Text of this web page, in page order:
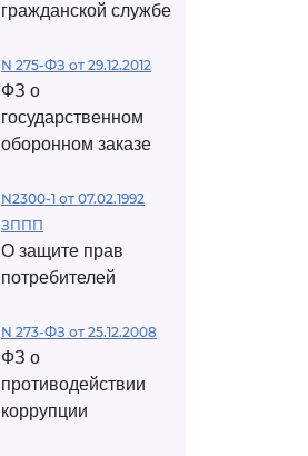
гражданской службе
N 275-ФЗ от 29.12.2012
ФЗ о
государственном
оборонном заказе
N2300-1 от 07.02.1992
ЗППП
О защите прав
потребителей
N 273-ФЗ от 25.12.2008
ФЗ о
противодействии
коррупции